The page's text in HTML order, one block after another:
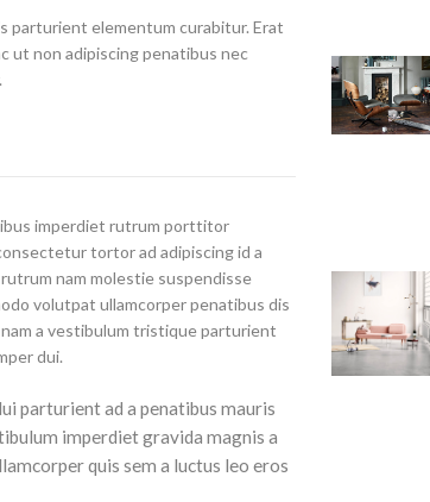
parturient elementum curabitur. Erat
ut non adipiscing penatibus nec
imperdiet rutrum porttitor
tortor ad adipiscing id a
nam molestie suspendisse
volutpat ullamcorper penatibus dis
a vestibulum tristique parturient
dui.
parturient ad a penatibus mauris
imperdiet gravida magnis a
quis sem a luctus leo eros